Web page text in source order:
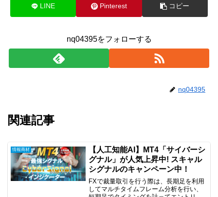
LINE Pinterest コピー
nq04395をフォローする
nq04395
関連記事
情報商材
【人工知能AI】MT4「サイバーシ
グナル」が人気上昇中! スキャル
シグナルのキャンペーン中！
FXで裁量取引を行う際は、長期足を利用
してマルチタイムフレーム分析を行い、